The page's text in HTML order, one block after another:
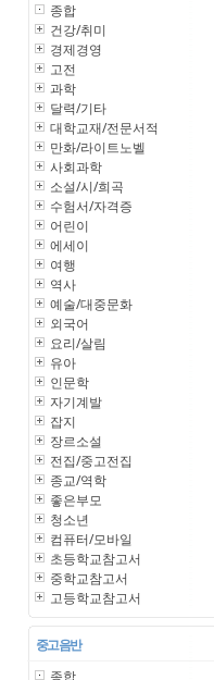
종합
건강/취미
경제경영
고전
과학
달력/기타
대학교재/전문서적
만화/라이트노벨
사회과학
소설/시/희곡
수험서/자격증
어린이
에세이
여행
역사
예술/대중문화
외국어
요리/살림
유아
인문학
자기계발
잡지
장르소설
전집/중고전집
종교/역학
좋은부모
청소년
컴퓨터/모바일
초등학교참고서
중학교참고서
고등학교참고서
중고 음반
종합